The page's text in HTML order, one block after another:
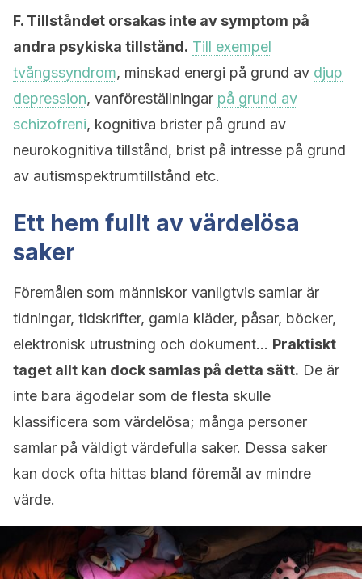
F. Tillståndet orsakas inte av symptom på
andra psykiska tillstånd. Till exempel
tvångssyndrom, minskad energi på grund av djup
depression, vanföreställningar på grund av
schizofreni, kognitiva brister på grund av
neurokognitiva tillstånd, brist på intresse på grund
av autismspektrumtillstånd etc.
Ett hem fullt av värdelösa
saker
Föremålen som människor vanligtvis samlar är
tidningar, tidskrifter, gamla kläder, påsar, böcker,
elektronisk utrustning och dokument… Praktiskt
taget allt kan dock samlas på detta sätt. De är
inte bara ägodelar som de flesta skulle
klassificera som värdelösa; många personer
samlar på väldigt värdefulla saker. Dessa saker
kan dock ofta hittas bland föremål av mindre
värde.